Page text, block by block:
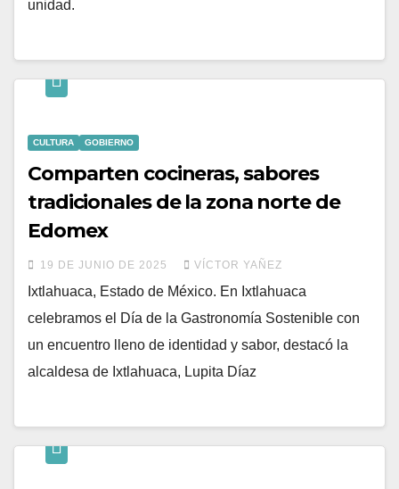
unidad.
CULTURA GOBIERNO
Comparten cocineras, sabores
tradicionales de la zona norte de
Edomex
19 DE JUNIO DE 2025 VÍCTOR YAÑEZ
Ixtlahuaca, Estado de México. En Ixtlahuaca
celebramos el Día de la Gastronomía Sostenible con
un encuentro lleno de identidad y sabor, destacó la
alcaldesa de Ixtlahuaca, Lupita Díaz